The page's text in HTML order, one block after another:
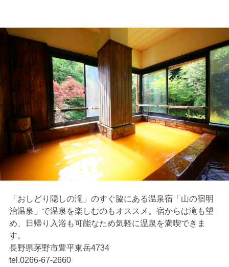
「おしどり隠しの滝」のすぐ脇にある温泉宿「山の宿明
治温泉」で温泉を楽しむのもオススメ。宿からは滝も望
め、日帰り入浴も可能なため気軽に温泉を満喫できま
す。
長野県茅野市豊平東岳4734
tel.0266-67-2660